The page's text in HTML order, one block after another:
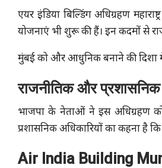
एयर इंडिया बिल्डिंग अधिग्रहण
योजनाएं भी शुरू की हैं। इन कदमों से
मुंबई को और आधुनिक बनाने की दिशा
राजनीतिक और प्रशासनिक
भाजपा के नेताओं ने इस अधिग्रहण
प्रशासनिक अधिकारियों का कहना है
Air India Building